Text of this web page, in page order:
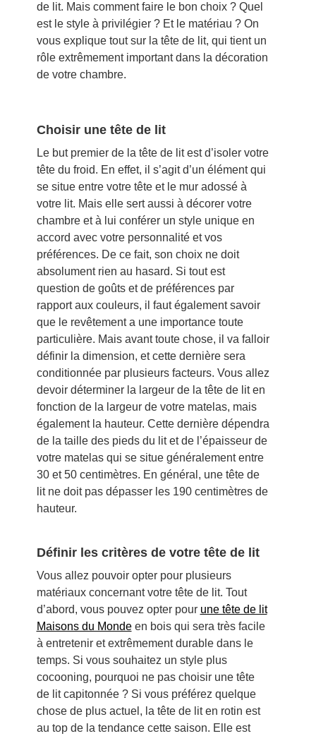
de lit. Mais comment faire le bon choix ? Quel
est le style à privilégier ? Et le matériau ? On
vous explique tout sur la tête de lit, qui tient un
rôle extrêmement important dans la décoration
de votre chambre.
Choisir une tête de lit
Le but premier de la tête de lit est d’isoler votre
tête du froid. En effet, il s’agit d’un élément qui
se situe entre votre tête et le mur adossé à
votre lit. Mais elle sert aussi à décorer votre
chambre et à lui conférer un style unique en
accord avec votre personnalité et vos
préférences. De ce fait, son choix ne doit
absolument rien au hasard. Si tout est
question de goûts et de préférences par
rapport aux couleurs, il faut également savoir
que le revêtement a une importance toute
particulière. Mais avant toute chose, il va falloir
définir la dimension, et cette dernière sera
conditionnée par plusieurs facteurs. Vous allez
devoir déterminer la largeur de la tête de lit en
fonction de la largeur de votre matelas, mais
également la hauteur. Cette dernière dépendra
de la taille des pieds du lit et de l’épaisseur de
votre matelas qui se situe généralement entre
30 et 50 centimètres. En général, une tête de
lit ne doit pas dépasser les 190 centimètres de
hauteur.
Définir les critères de votre tête de lit
Vous allez pouvoir opter pour plusieurs
matériaux concernant votre tête de lit. Tout
d’abord, vous pouvez opter pour une tête de lit
Maisons du Mondeen bois qui sera très facile
à entretenir et extrêmement durable dans le
temps. Si vous souhaitez un style plus
cocooning, pourquoi ne pas choisir une tête
de lit capitonnée ? Si vous préférez quelque
chose de plus actuel, la tête de lit en rotin est
au top de la tendance cette saison. Elle est